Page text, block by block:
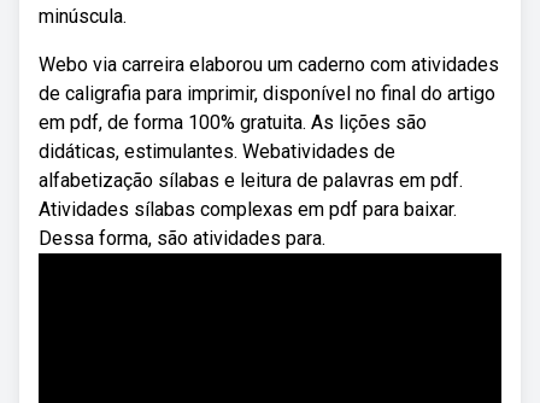
minúscula.
Webo via carreira elaborou um caderno com atividades
de caligrafia para imprimir, disponível no final do artigo
em pdf, de forma 100% gratuita. As lições são
didáticas, estimulantes. Webatividades de
alfabetização sílabas e leitura de palavras em pdf.
Atividades sílabas complexas em pdf para baixar.
Dessa forma, são atividades para.